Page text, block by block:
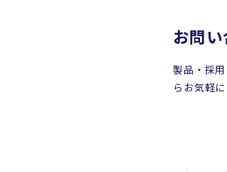
お問
製品・採
らお気軽